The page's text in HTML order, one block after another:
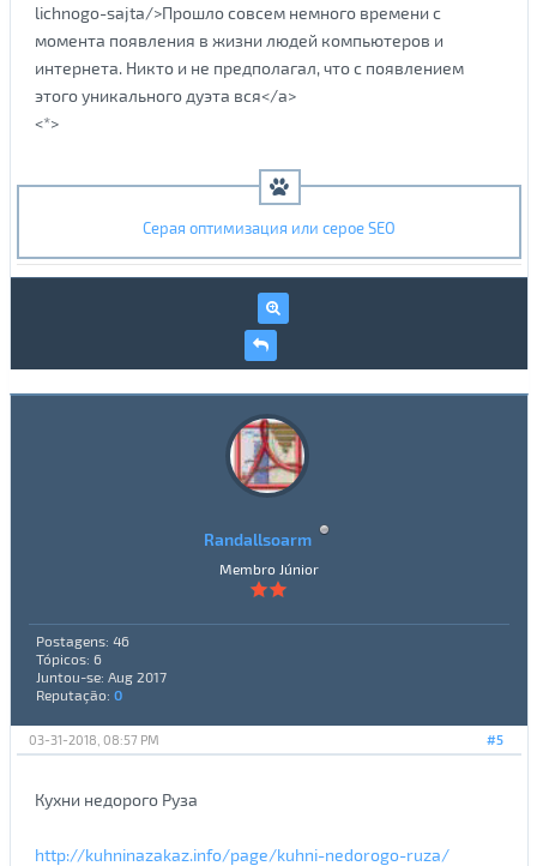
lichnogo-sajta/>Прошло совсем немного времени с
момента появления в жизни людей компьютеров и
интернета. Никто и не предполагал, что с появлением
этого уникального дуэта вся</a>
<*>
Серая оптимизация или серое SEO
Randallsoarm
Membro Júnior
Postagens: 46
Tópicos: 6
Juntou-se: Aug 2017
Reputação: 0
#5
03-31-2018, 08:57 PM
Кухни недорого Руза
http://kuhninazakaz.info/page/kuhni-nedorogo-ruza/